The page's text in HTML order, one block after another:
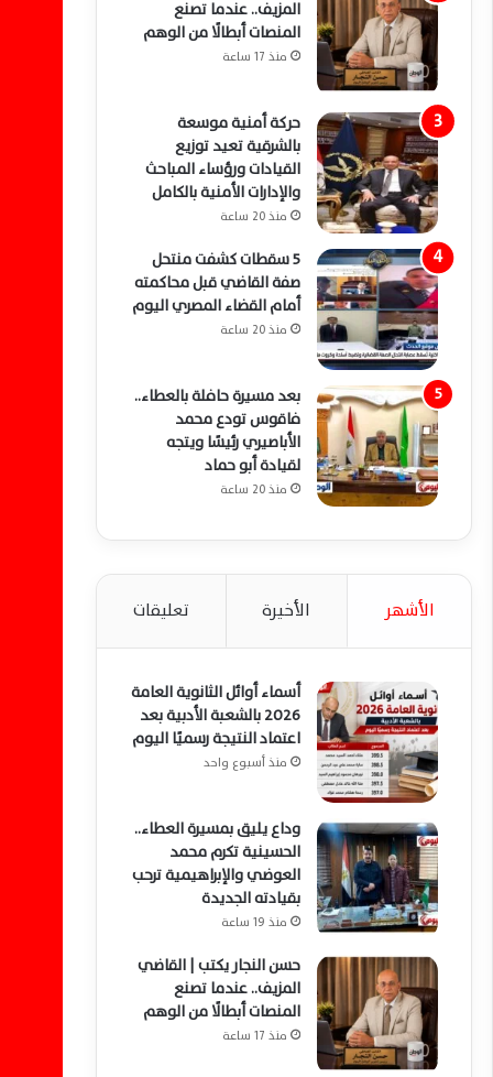
المزيف.. عندما تصنع
المنصات أبطالًا من الوهم
منذ 17 ساعة
حركة أمنية موسعة
بالشرقية تعيد توزيع
القيادات ورؤساء المباحث
والإدارات الأمنية بالكامل
منذ 20 ساعة
5 سقطات كشفت منتحل
صفة القاضي قبل محاكمته
أمام القضاء المصري اليوم
منذ 20 ساعة
بعد مسيرة حافلة بالعطاء..
فاقوس تودع محمد
الأباصيري رئيسًا ويتجه
لقيادة أبو حماد
منذ 20 ساعة
الأشهر الأخيرة تعليقات
أسماء أوائل الثانوية العامة
2026 بالشعبة الأدبية بعد
اعتماد النتيجة رسميًا اليوم
منذ أسبوع واحد
وداع يليق بمسيرة العطاء..
الحسينية تكرم محمد
العوضي والإبراهيمية ترحب
بقيادته الجديدة
منذ 19 ساعة
حسن النجار يكتب | القاضي
المزيف.. عندما تصنع
المنصات أبطالًا من الوهم
منذ 17 ساعة